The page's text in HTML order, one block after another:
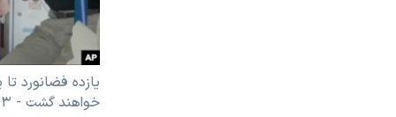
خواهند گشت - ۳ مارس ۲۰۲۳